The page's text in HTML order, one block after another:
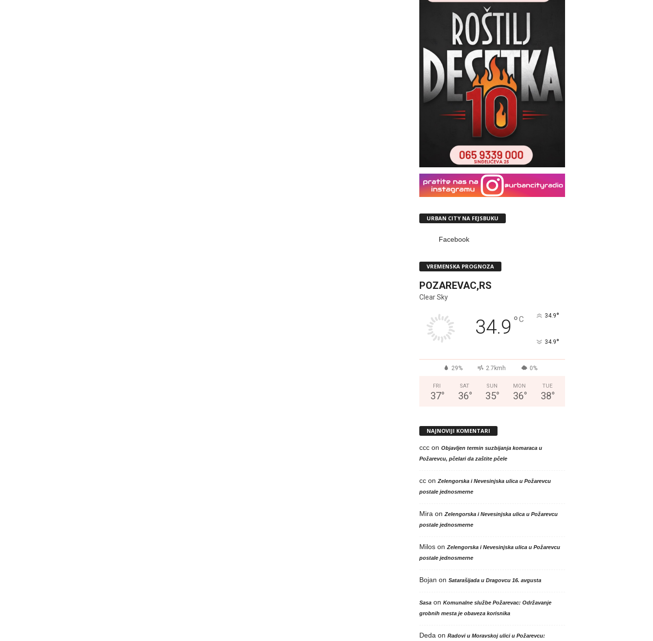
URBAN CITY NA FEJSBUKU
Facebook
VREMENSKA PROGNOZA
POZAREVAC,RS
Clear Sky
34.9 °C 34.9°
34.9°
29% 2.7kmh 0%
FRI
37°
SAT
36°
SUN
35°
MON
36°
TUE
38°
NAJNOVIJI KOMENTARI
cccon Objavljen termin suzbijanja komaraca u
Požarevcu, pčelari da zaštite pčele
ccon Zelengorska i Nevesinjska ulica u Požarevcu
postale jednosmerne
Mira on Zelengorska i Nevesinjska ulica u Požarevcu
postale jednosmerne
Miloson Zelengorska i Nevesinjska ulica u Požarevcu
postale jednosmerne
Bojan on Satarašijada u Dragovcu 16. avgusta
Sasaon Komunalne službe Požarevac: Održavanje
grobnih mesta je obaveza korisnika
Deda on Radovi u Moravskoj ulici u Požarevcu: